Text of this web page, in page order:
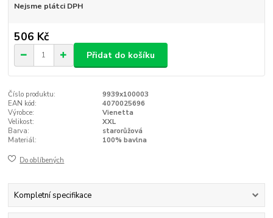
Nejsme plátci DPH
506 Kč
Přidat do košíku
Číslo produktu:
9939x100003
EAN kód:
4070025696
Výrobce:
Vienetta
Velikost:
XXL
Barva:
starorůžová
Materiál:
100% bavlna
Do oblíbených
Kompletní specifikace